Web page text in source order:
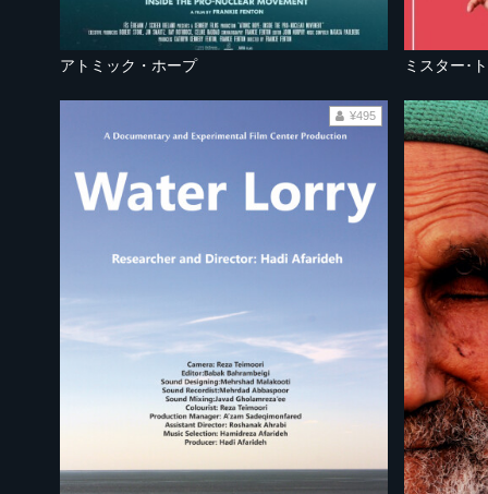
アトミック・ホープ ミスター･
¥495